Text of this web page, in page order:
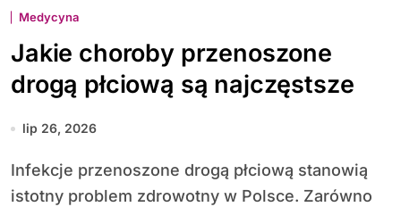
Medycyna
Jakie choroby przenoszone
drogą płciową są najczęstsze
lip 26, 2026
Infekcje przenoszone drogą płciową stanowią
istotny problem zdrowotny w Polsce. Zarówno